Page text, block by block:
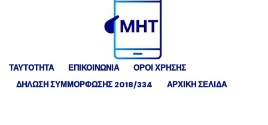
ΤΑΥΤΟΤΗΤΑ ΕΠΙΚΟΙΝΩΝΙΑ
ΟΡΟΙ ΧΡΗΣΗΣ
ΔΉΛΩΣΗ ΣΥΜΜΌΡΦΩΣΗΣ 2018/334
ΑΡΧΙΚΗ ΣΕΛΙΔΑ